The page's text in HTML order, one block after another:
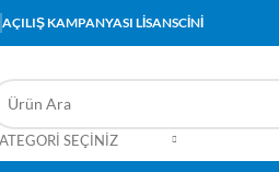
AÇILIŞ KAMPANYASI LİSANSCİNİ
SEÇINIZ